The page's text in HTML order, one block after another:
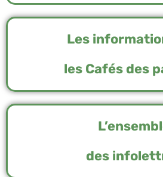
Les
les Cafés des
des